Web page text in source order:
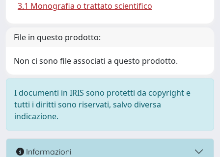
3.1 Monografia o trattato scientifico
File in questo prodotto:
Non ci sono file associati a questo prodotto.
I documenti in IRIS sono protetti da copyright e
tutti i diritti sono riservati, salvo diversa
indicazione.
Informazioni